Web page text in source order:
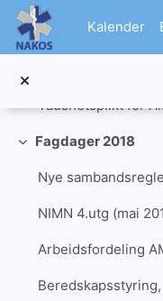
Zum Hauptinhalt
Kalender
Einklappen
Taushetsplikt for
Einklappen
Fagdager 2018
Nye
NIMN 4.utg (mai